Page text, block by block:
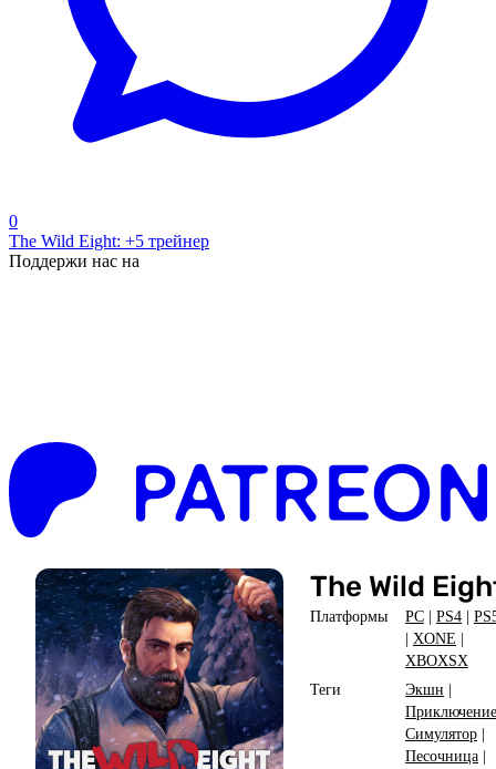
0
The Wild Eight: +5 трейнер
Поддержи нас на
The Wild
Платформы PC PS4
XONE
XBOXSX
Теги
Экшн
Приключение
Симулятор
Песочница